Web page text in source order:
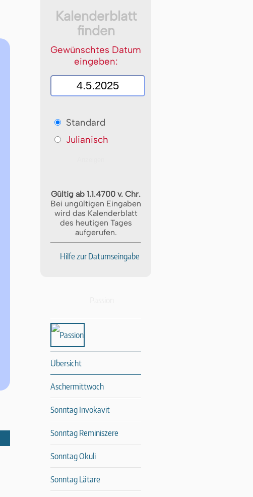
Kalenderblatt
finden
Gewünschtes Datum
eingeben:
Standard
Julianisch
Gültig ab 1.1.4700 v. Chr.
Bei ungültigen Eingaben
wird das Kalenderblatt
des heutigen Tages
aufgerufen.
Hilfe zur Datumseingabe
Übersicht
Aschermittwoch
Sonntag Invokavit
Sonntag Reminiszere
Sonntag Okuli
Sonntag Lätare